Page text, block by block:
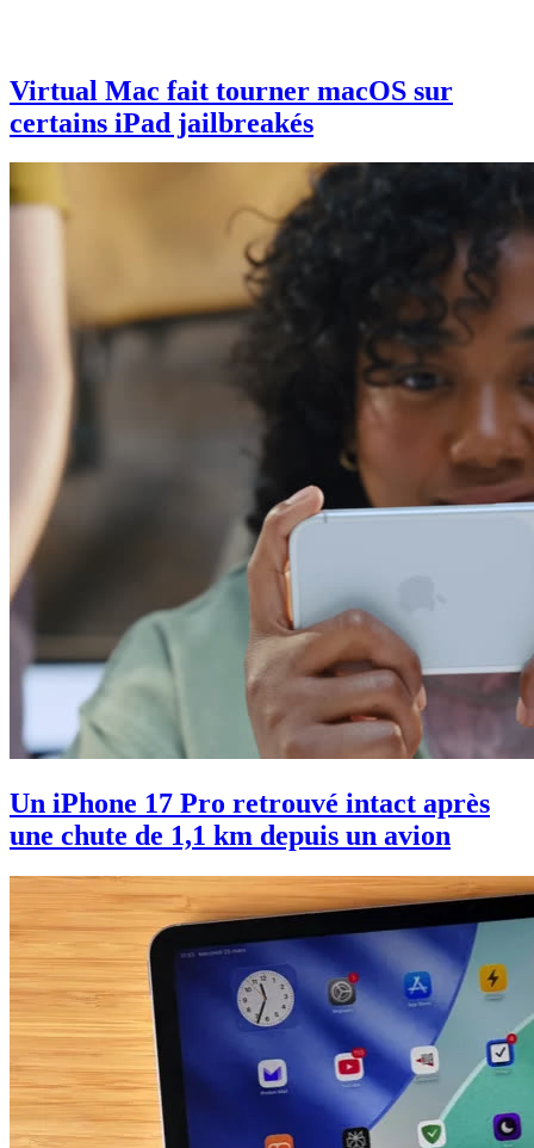
Virtual Mac fait tourner macOS sur
certains iPad jailbreakés
Un iPhone 17 Pro retrouvé intact après
une chute de 1,1 km depuis un avion